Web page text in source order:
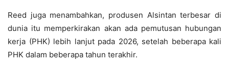
Reed juga menambahkan, produsen Alsintan terbesar di
dunia itu memperkirakan akan ada pemutusan hubungan
kerja (PHK) lebih lanjut pada 2026, setelah beberapa kali
PHK dalam beberapa tahun terakhir.